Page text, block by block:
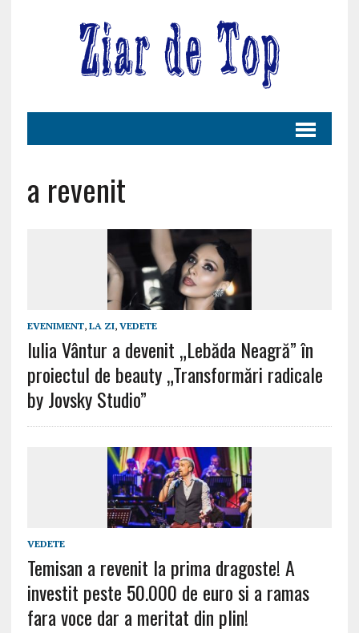
a revenit
EVENIMENT, LA ZI, VEDETE
Iulia Vântur a devenit „Lebăda Neagră” în
proiectul de beauty „Transformări radicale
by Jovsky Studio”
VEDETE
Temisan a revenit la prima dragoste! A
investit peste 50.000 de euro si a ramas
fara voce dar a meritat din plin!